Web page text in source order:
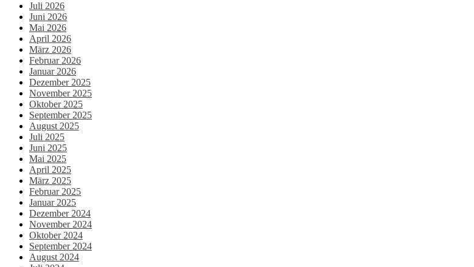
Juli 2026
Juni 2026
Mai 2026
April 2026
März 2026
Februar 2026
Januar 2026
Dezember 2025
November 2025
Oktober 2025
September 2025
August 2025
Juli 2025
Juni 2025
Mai 2025
April 2025
März 2025
Februar 2025
Januar 2025
Dezember 2024
November 2024
Oktober 2024
September 2024
August 2024